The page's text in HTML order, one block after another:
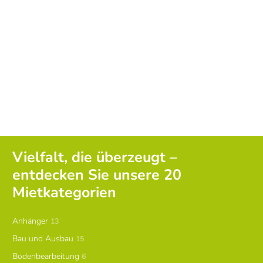
Vielfalt, die überzeugt –
entdecken Sie unsere 20
Mietkategorien
Anhänger 13
Bau und Ausbau 15
Bodenbearbeitung 6